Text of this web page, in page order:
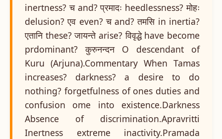
inertness? च and? प्रमादः heedlessness? मोहः
delusion? एव even? च and? तमसि in inertia?
एतानि these? जायन्ते arise? विवृद्धे have become
prdominant? कुरुनन्दन O descendant of
Kuru (Arjuna).Commentary When Tamas
increases? darkness? a desire to do
nothing? forgetfulness of ones duties and
confusion ome into existence.Darkness
Absence of discrimination.Apravritti
Inertness extreme inactivity.Pramada